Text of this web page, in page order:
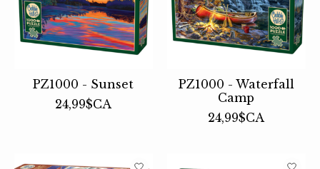
PZ1000 - Sunset
24,99$CA
PZ1000 - Waterfall
Camp
24,99$CA